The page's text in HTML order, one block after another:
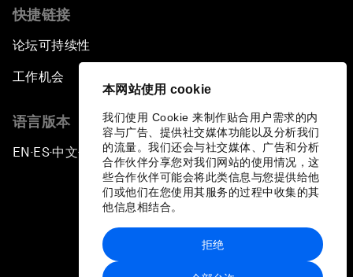
本网站使用 cookie
我们使用 Cookie 来制作贴合用户需求的内
容与广告、提供社交媒体功能以及分析我们
的流量。我们还会与社交媒体、广告和分析
合作伙伴分享您对我们网站的使用情况，这
些合作伙伴可能会将此类信息与您提供给他
们或他们在您使用其服务的过程中收集的其
他信息相结合。
拒绝
快捷链接
论坛可持续性
工作机会
语言版本
EN ▪ ES▪中文▪ 日本語